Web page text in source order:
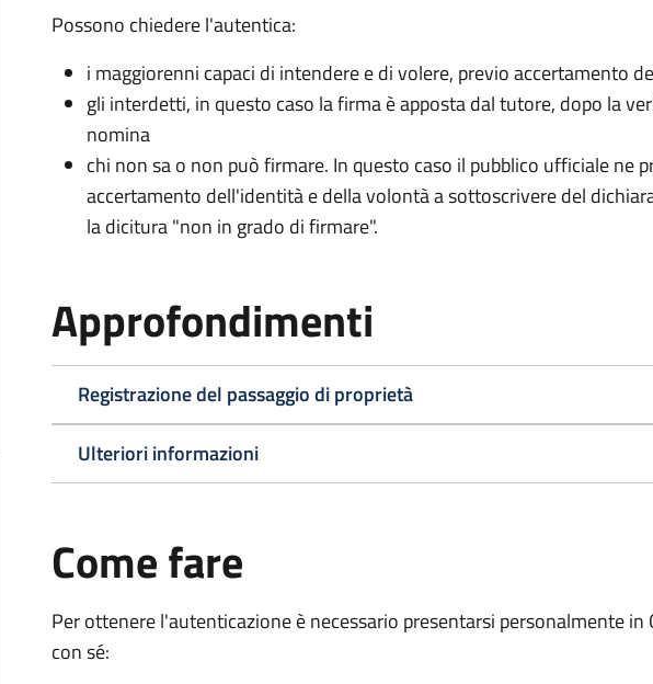
Possono chiedere l'autentica:
i maggiorenni capaci di intendere e di volere, previo accertamento
gli interdetti, in questo caso la firma è apposta dal tutore, dopo la
nomina
chi non sa o non può firmare. In questo caso il pubblico ufficiale ne
accertamento dell'identità e della volontà a sottoscrivere del
la dicitura "non in grado di firmare".
Approfondimenti
Registrazione del passaggio di proprietà
Ulteriori informazioni
Come fare
Per ottenere l'autenticazione è necessario presentarsi personalmente
con sé: